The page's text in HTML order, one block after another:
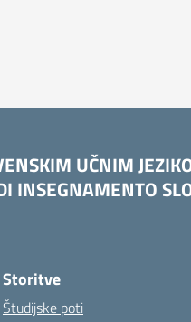
UČNIM
INSEGNAMENTO
Storitve
Študijske poti